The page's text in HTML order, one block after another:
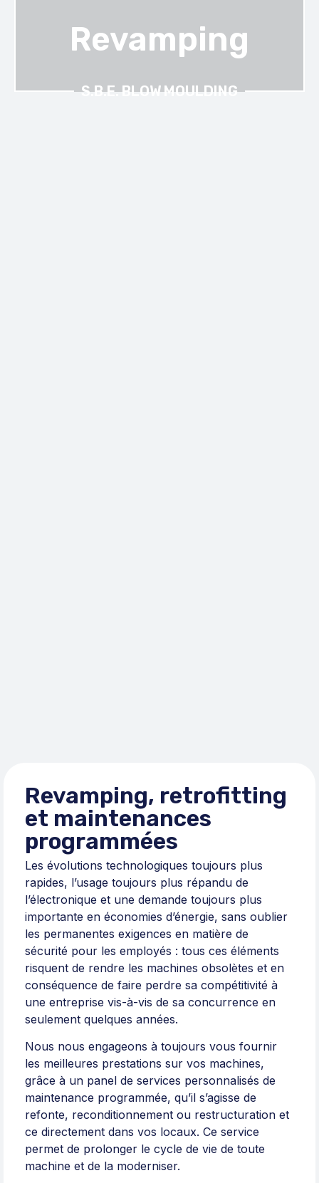
Revamping
S.B.E. BLOW MOULDING
Revamping, retrofitting
et maintenances
programmées
Les évolutions technologiques toujours plus
rapides, l’usage toujours plus répandu de
l’électronique et une demande toujours plus
importante en économies d’énergie, sans oublier
les permanentes exigences en matière de
sécurité pour les employés : tous ces éléments
risquent de rendre les machines obsolètes et en
conséquence de faire perdre sa compétitivité à
une entreprise vis-à-vis de sa concurrence en
seulement quelques années.
Nous nous engageons à toujours vous fournir
les meilleures prestations sur vos machines,
grâce à un panel de services personnalisés de
maintenance programmée, qu’il s’agisse de
refonte, reconditionnement ou restructuration et
ce directement dans vos locaux. Ce service
permet de prolonger le cycle de vie de toute
machine et de la moderniser.